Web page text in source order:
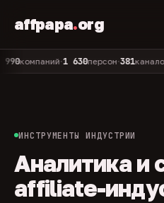
affpapa.org
•1 630персон•381каналов в
ИНСТРУМЕНТЫ ИНДУСТРИИ
Аналитика и
affiliate-